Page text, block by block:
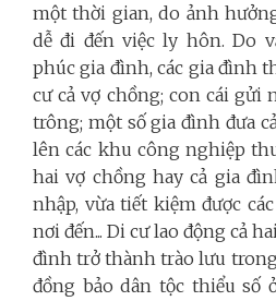
một thời gian, do ảnh
dễ đi đến việc ly hôn. Do
phúc gia đình, các gia đình
cư cả vợ chồng; con cái gửi
trông; một số gia đình đưa
lên các khu công nghiệp
hai vợ chồng hay cả gia
nhập, vừa tiết kiệm được
nơi đến... Di cư lao động cả
đình trở thành trào lưu
đồng bảo dân tộc thiểu số